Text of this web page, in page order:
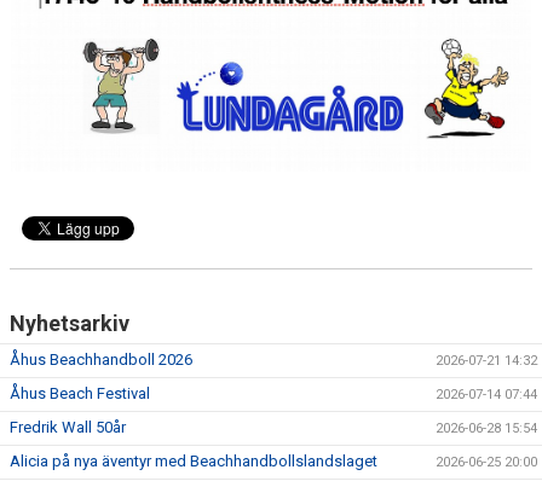
FRITIDSKORTET
Nyhetsarkiv
Åhus Beachhandboll 2026 2026-07-21 14:32
Åhus Beach Festival 2026-07-14 07:44
Fredrik Wall 50år 2026-06-28 15:54
Alicia på nya äventyr med Beachhandbollslandslaget 2026-06-25 20:00